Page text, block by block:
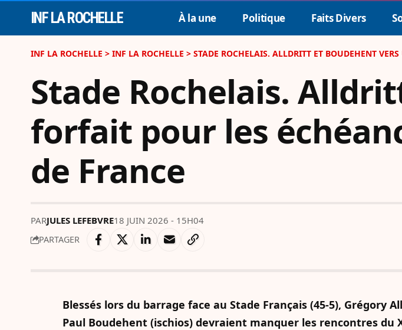
INF LA ROCHELLE À la une Politique Faits Divers
INF LA ROCHELLE > INF LA ROCHELLE > STADE ROCHELAIS. ALLDRITT ET BOUDEHENT
Stade Rochelais.
forfait pour les
de France
PARJULES LEFEBVRE18 JUIN 2026 - 15H04
PARTAGER
Blessés lors du barrage face au Stade Français (45-5), Grégory
Paul Boudehent (ischios) devraient manquer les rencontres du